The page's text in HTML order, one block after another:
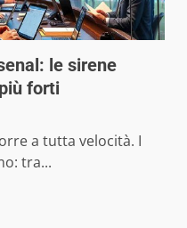
le sirene
forti
a tutta velocità. I
tra...